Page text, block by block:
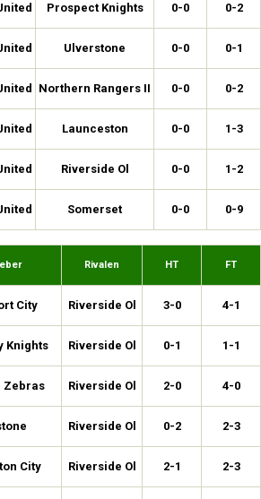
Prospect Knights 0-0 0-2
Ulverstone 0-0 0-1
Northern Rangers II 0-0 0-2
Launceston 0-0 1-3
Riverside Ol 0-0 1-2
Somerset 0-0 0-9
Rivalen HT FT
City Riverside Ol 3-0 4-1
Knights Riverside Ol 0-1 1-1
Zebras Riverside Ol 2-0 4-0
Riverside Ol 0-2 2-3
City Riverside Ol 2-1 2-3